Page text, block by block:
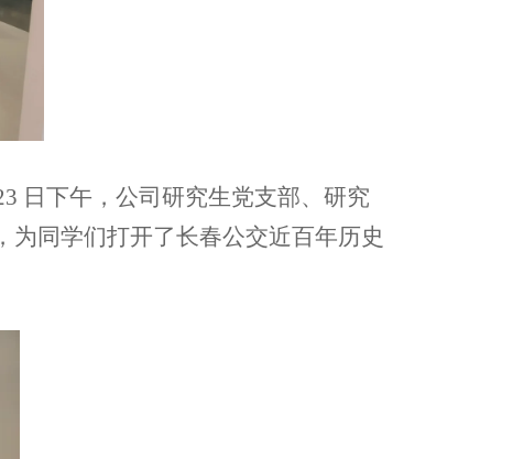
日下午，公司研究生党支部、研究
同学们打开了长春公交近百年历史